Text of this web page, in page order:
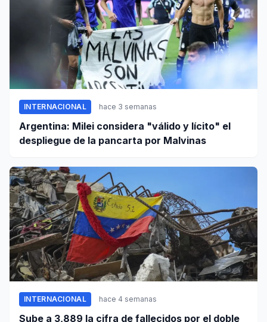
INTERNACIONAL hace 3 semanas
Argentina: Milei considera "válido y lícito" el
despliegue de la pancarta por Malvinas
INTERNACIONAL hace 4 semanas
Sube a 3,889 la cifra de fallecidos por el doble